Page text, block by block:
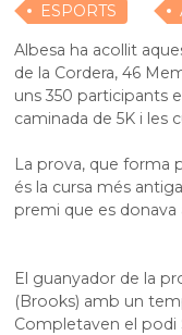
ESPORTS
Albesa ha acollit
de la Cordera, 46
uns 350 participants
caminada de 5K i les
La prova, que forma
és la cursa més
premi que es
El guanyador de la
(Brooks) amb un
Completaven el podi